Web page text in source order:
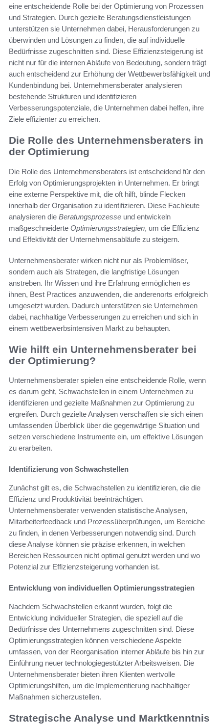
eine entscheidende Rolle bei der Optimierung von Prozessen
und Strategien. Durch gezielte Beratungsdienstleistungen
unterstützen sie Unternehmen dabei, Herausforderungen zu
überwinden und Lösungen zu finden, die auf individuelle
Bedürfnisse zugeschnitten sind. Diese Effizienzsteigerung ist
nicht nur für die internen Abläufe von Bedeutung, sondern trägt
auch entscheidend zur Erhöhung der Wettbewerbsfähigkeit und
Kundenbindung bei. Unternehmensberater analysieren
bestehende Strukturen und identifizieren
Verbesserungspotenziale, die Unternehmen dabei helfen, ihre
Ziele effizienter zu erreichen.
Die Rolle des Unternehmensberaters in
der Optimierung
Die Rolle des Unternehmensberaters ist entscheidend für den
Erfolg von Optimierungsprojekten in Unternehmen. Er bringt
eine externe Perspektive mit, die oft hilft, blinde Flecken
innerhalb der Organisation zu identifizieren. Diese Fachleute
analysieren die Beratungsprozesse und entwickeln
maßgeschneiderte Optimierungsstrategien, um die Effizienz
und Effektivität der Unternehmensabläufe zu steigern.
Unternehmensberater wirken nicht nur als Problemlöser,
sondern auch als Strategen, die langfristige Lösungen
anstreben. Ihr Wissen und ihre Erfahrung ermöglichen es
ihnen, Best Practices anzuwenden, die anderenorts erfolgreich
umgesetzt wurden. Dadurch unterstützen sie Unternehmen
dabei, nachhaltige Verbesserungen zu erreichen und sich in
einem wettbewerbsintensiven Markt zu behaupten.
Wie hilft ein Unternehmensberater bei
der Optimierung?
Unternehmensberater spielen eine entscheidende Rolle, wenn
es darum geht, Schwachstellen in einem Unternehmen zu
identifizieren und gezielte Maßnahmen zur Optimierung zu
ergreifen. Durch gezielte Analysen verschaffen sie sich einen
umfassenden Überblick über die gegenwärtige Situation und
setzen verschiedene Instrumente ein, um effektive Lösungen
zu erarbeiten.
Identifizierung von Schwachstellen
Zunächst gilt es, die Schwachstellen zu identifizieren, die die
Effizienz und Produktivität beeinträchtigen.
Unternehmensberater verwenden statistische Analysen,
Mitarbeiterfeedback und Prozessüberprüfungen, um Bereiche
zu finden, in denen Verbesserungen notwendig sind. Durch
diese Analyse können sie präzise erkennen, in welchen
Bereichen Ressourcen nicht optimal genutzt werden und wo
Potenzial zur Effizienzsteigerung vorhanden ist.
Entwicklung von individuellen Optimierungsstrategien
Nachdem Schwachstellen erkannt wurden, folgt die
Entwicklung individueller Strategien, die speziell auf die
Bedürfnisse des Unternehmens zugeschnitten sind. Diese
Optimierungsstrategien können verschiedene Aspekte
umfassen, von der Reorganisation interner Abläufe bis hin zur
Einführung neuer technologiegestützter Arbeitsweisen. Die
Unternehmensberater bieten ihren Klienten wertvolle
Optimierungshilfen, um die Implementierung nachhaltiger
Maßnahmen sicherzustellen.
Strategische Analyse und Marktkenntnis